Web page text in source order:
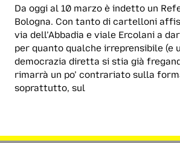
Da oggi al 10 marzo è indetto un
Bologna. Con tanto di cartelloni
via dell’Abbadia e viale Ercolani a
per quanto qualche irreprensibile (e
democrazia diretta si stia già
rimarrà un po’ contrariato sulla
soprattutto, sul